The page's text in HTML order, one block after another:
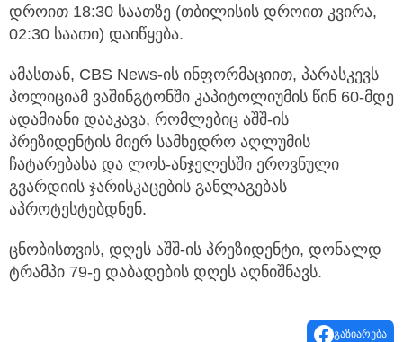
დროით 18:30 საათზე (თბილისის დროით კვირა,
02:30 საათი) დაიწყება.
ამასთან, CBS News-ის ინფორმაციით, პარასკევს
პოლიციამ ვაშინგტონში კაპიტოლიუმის წინ 60-მდე
ადამიანი დააკავა, რომლებიც აშშ-ის
პრეზიდენტის მიერ სამხედრო აღლუმის
ჩატარებასა და ლოს-ანჯელესში ეროვნული
გვარდიის ჯარისკაცების განლაგებას
აპროტესტებდნენ.
ცნობისთვის, დღეს აშშ-ის პრეზიდენტი, დონალდ
ტრამპი 79-ე დაბადების დღეს აღნიშნავს.
გაზიარება